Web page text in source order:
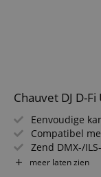
Chauvet DJ D-
Eenvoudige
Compatibel
Zend DMX-/
Vervangt DMX-
meer laten zien